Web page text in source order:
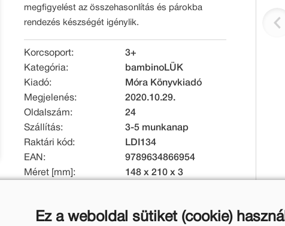
megfigyelést az összehasonlítás és párokba
rendezés készségét igénylik.
Korcsoport:
3+
Kategória:
bambinoLÜK
Kiadó:
Móra Könyvkiadó
Megjelenés:
2020.10.29.
Oldalszám:
24
Szállítás:
3-5 munkanap
Raktári kód:
LDI134
EAN:
9789634866954
Méret [mm]:
148 x 210 x 3
Eredeti ár:
Online ár:
Ez a weboldal sütiket (cookie) használ